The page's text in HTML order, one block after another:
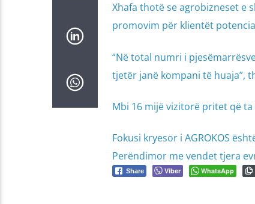
Xhafa thotë se agrobizneset e
promovim për klientët
“Në total numri i
tjetër janë kompani të huaja”,
Mbi 16 mijë vizitorë pritet që
Fokusi kryesor i AGROKOS
Perëndimor me vendet tjera
Share Viber WhatsApp